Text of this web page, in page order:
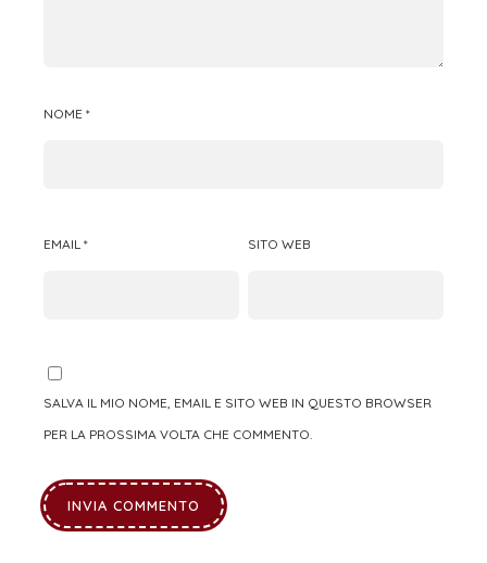
NOME *
EMAIL * SITO WEB
SALVA IL MIO NOME, EMAIL E SITO WEB IN QUESTO BROWSER
PER LA PROSSIMA VOLTA CHE COMMENTO.